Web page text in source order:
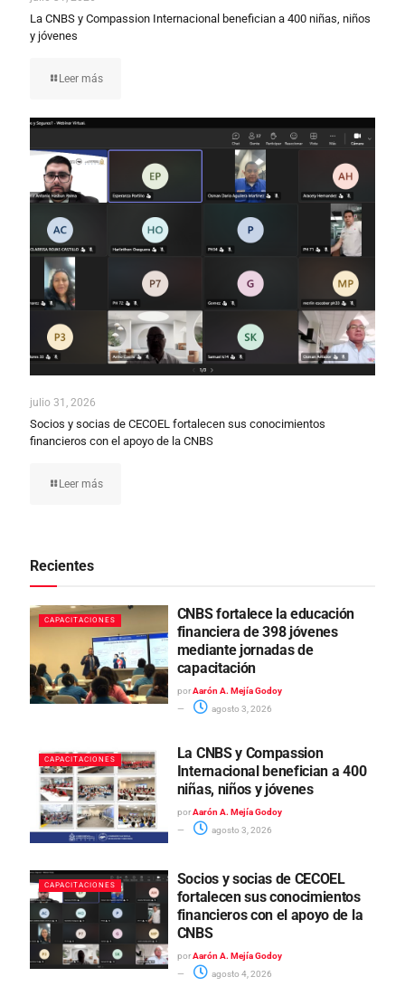
La CNBS y Compassion Internacional benefician a 400 niñas, niños
y jóvenes
Leer más
julio 31, 2026
Socios y socias de CECOEL fortalecen sus conocimientos
financieros con el apoyo de la CNBS
Leer más
Recientes
CAPACITACIONES
CNBS fortalece la educación
financiera de 398 jóvenes
mediante jornadas de
capacitación
por Aarón A. Mejía Godoy
agosto 3, 2026
CAPACITACIONES
La CNBS y Compassion
Internacional benefician a 400
niñas, niños y jóvenes
por Aarón A. Mejía Godoy
agosto 3, 2026
CAPACITACIONES
Socios y socias de CECOEL
fortalecen sus conocimientos
financieros con el apoyo de la
CNBS
por Aarón A. Mejía Godoy
agosto 4, 2026